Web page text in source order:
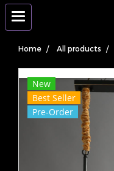
Home All products
New
Best Seller
Pre-Order